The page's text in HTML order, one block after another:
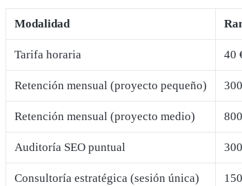
Modalidad
Tarifa horaria 40
Retención mensual (proyecto pequeño)
Retención mensual (proyecto medio)
Auditoría SEO puntual
Consultoría estratégica (sesión única)